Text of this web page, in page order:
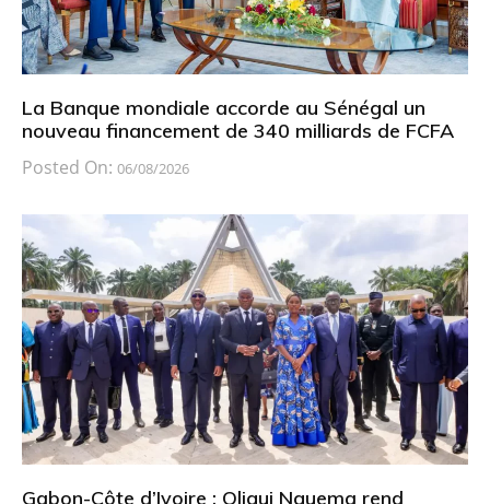
La Banque mondiale accorde au Sénégal un
nouveau financement de 340 milliards de FCFA
Posted On: 06/08/2026
Gabon-Côte d’Ivoire : Oligui Nguema rend